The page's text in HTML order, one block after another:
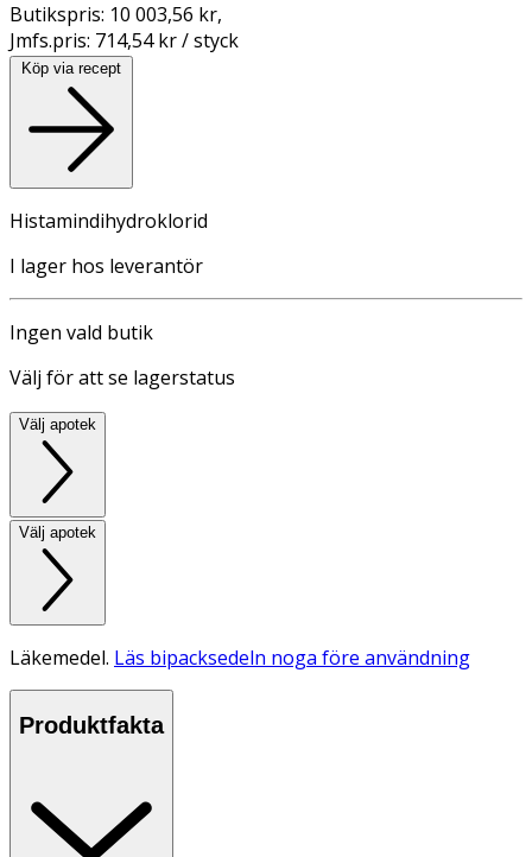
Butikspris: 10 003,56 kr,
Jmfs.pris: 714,54 kr / styck
Köp via recept
Histamindihydroklorid
I lager hos leverantör
Ingen vald butik
Välj för att se lagerstatus
Välj apotek
Välj apotek
Läkemedel. Läs bipacksedeln noga före användning
Produktfakta